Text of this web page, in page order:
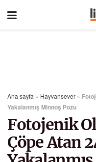
Ana sayfa » Hayvansever »
Yakalanmış Minnoş Pozu
Fotojenik
Çöpe Atan